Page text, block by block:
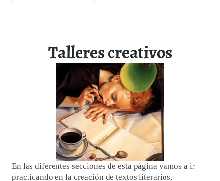
Talleres creativos
En las diferentes secciones de esta página vamos a ir
practicando en la creación de textos literarios,